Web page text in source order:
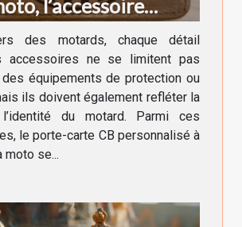
l’accessoire
du motard
des motards, chaque détail
accessoires ne se limitent pas
équipements de protection ou
ils doivent également refléter la
du motard. Parmi ces
le porte-carte CB personnalisé à
moto se...